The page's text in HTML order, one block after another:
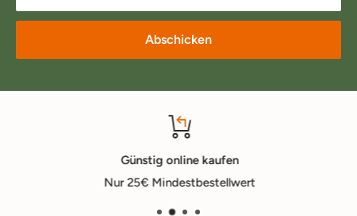
Abschicken
Günstig online kaufen
Nur 25€ Mindestbestellwert